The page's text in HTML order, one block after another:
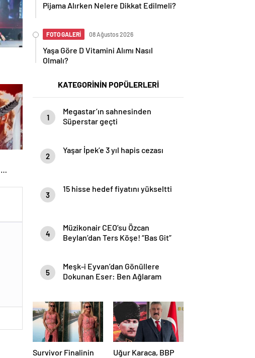
Pijama Alırken Nelere Dikkat Edilmeli?
FOTO GALERİ 08 Ağustos 2026
Yaşa Göre D Vitamini Alımı Nasıl
Olmalı?
KATEGORİNİN POPÜLERLERİ
1
Megastar’ın sahnesinden
Süperstar geçti
2
Yaşar İpek’e 3 yıl hapis cezası
3
15 hisse hedef fiyatını yükseltti
4
Müzikonair CEO’su Özcan
Beylan’dan Ters Köşe! “Bas Git”
5
Meşk-i Eyvan’dan Gönüllere
Dokunan Eser: Ben Ağlaram
Survivor Finalinin
Uğur Karaca, BBP